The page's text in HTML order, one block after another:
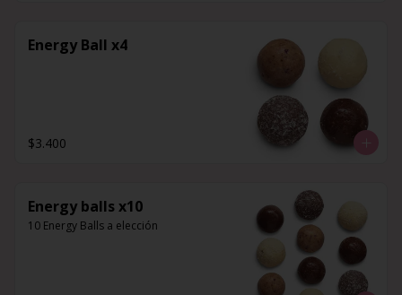
Energy Ball x4
$3.400
Energy balls x10
10 Energy Balls a elección